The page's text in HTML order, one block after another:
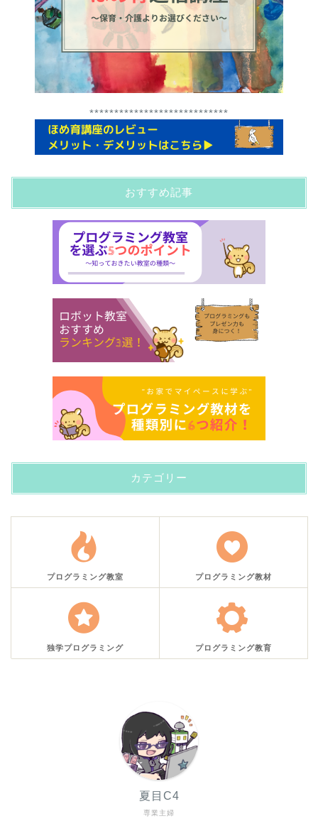
****************************
おすすめ記事
カテゴリー
プログラミング教室 プログラミング教材
独学プログラミング プログラミング教育
専業主婦
夏目C4